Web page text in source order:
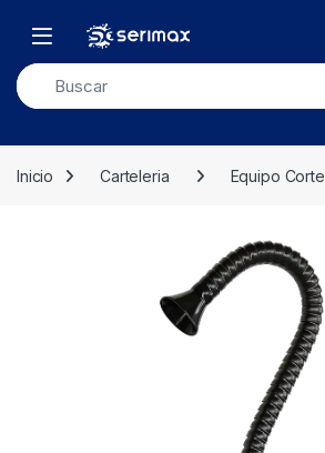
Open
Inicio Carteleria Equipo Corte